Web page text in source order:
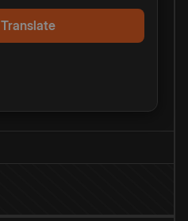
Translate